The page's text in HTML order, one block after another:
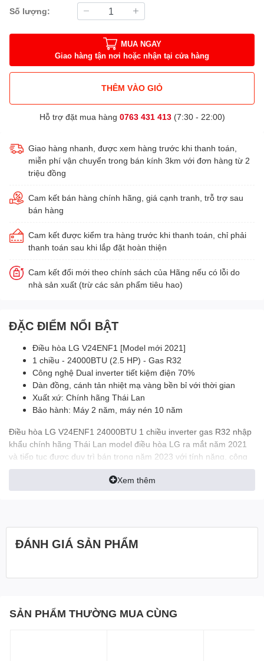
Số lượng:
MUA NGAY
Giao hàng tận nơi hoặc nhận tại cửa hàng
THÊM VÀO GIỎ
Hỗ trợ đặt mua hàng 0763 431 413(7:30 - 22:00)
Giao hàng nhanh, được xem hàng trước khi thanh toán,
miễn phí vận chuyển trong bán kính 3km với đơn hàng từ 2
triệu đồng
Cam kết bán hàng chính hãng, giá cạnh tranh, trỗ trợ sau
bán hàng
Cam kết được kiểm tra hàng trước khi thanh toán, chỉ phải
thanh toán sau khi lắp đặt hoàn thiện
Cam kết đổi mới theo chính sách của Hãng nếu có lỗi do
nhà sản xuất (trừ các sản phẩm tiêu hao)
ĐẶC ĐIỂM NỔI BẬT
Điều hòa LG V24ENF1 [Model mới 2021]
1 chiều - 24000BTU (2.5 HP) - Gas R32
Công nghệ Dual inverter tiết kiệm điện 70%
Dàn đồng, cánh tản nhiệt mạ vàng bền bỉ với thời gian
Xuất xứ: Chính hãng Thái Lan
Bảo hành: Máy 2 năm, máy nén 10 năm
Điều hòa LG V24ENF1 24000BTU 1 chiều inverter gas R32 nhập
khẩu chính hãng Thái Lan model điều hòa LG ra mắt năm 2021
và tiếp tục được duy trì bán trong năm 2023 với tính năng, công
nghệ độc đáo đang chờ Bạn trải nghiệm.
Quốc, Nhập khẩu Thái Lan
giới tin dùng. Chúng ta dễ dàng bắt gặp sự hiện diện sản phẩm
Xem thêm
ĐÁNH GIÁ SẢN PHẨM
SẢN PHẨM THƯỜNG MUA CÙNG